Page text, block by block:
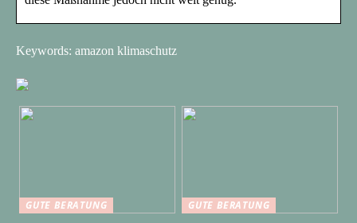
Keywords: amazon klimaschutz
GUTE BERATUNG
GUTE BERATUNG